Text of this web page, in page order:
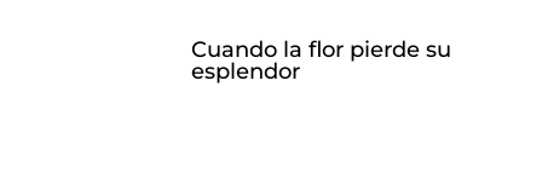
Cuando la flor pierde su
esplendor